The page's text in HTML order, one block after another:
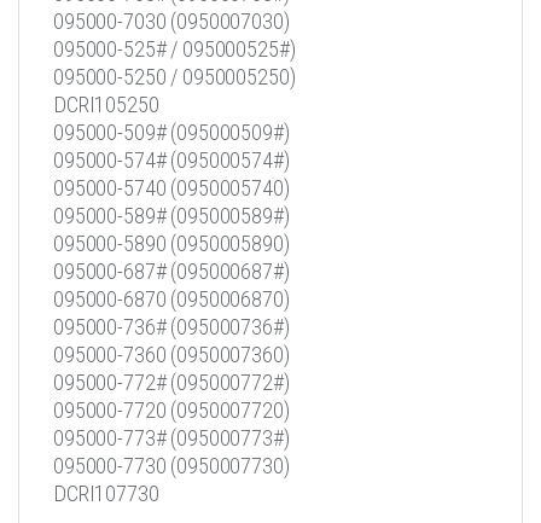
095000-7030 (0950007030)
095000-525# / 095000525#)
095000-5250 / 0950005250)
DCRI105250
095000-509# (095000509#)
095000-574# (095000574#)
095000-5740 (0950005740)
095000-589# (095000589#)
095000-5890 (0950005890)
095000-687# (095000687#)
095000-6870 (0950006870)
095000-736# (095000736#)
095000-7360 (0950007360)
095000-772# (095000772#)
095000-7720 (0950007720)
095000-773# (095000773#)
095000-7730 (0950007730)
DCRI107730